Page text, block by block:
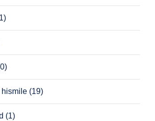
hismile (19)
(1)